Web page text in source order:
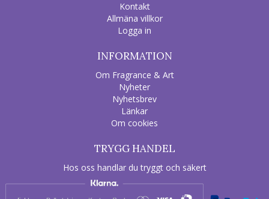
Kontakt
Allmäna villkor
Logga in
INFORMATION
Om Fragrance & Art
Nyheter
Nyhetsbrev
Länkar
Om cookies
TRYGG HANDEL
Hos oss handlar du tryggt och säkert